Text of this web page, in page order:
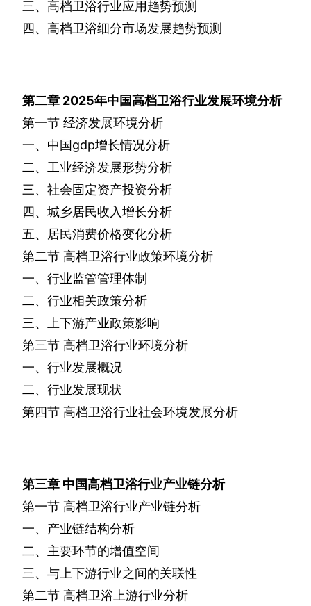
三、高档卫浴行业应用趋势预测
四、高档卫浴细分市场发展趋势预测
第二章 2025年中国高档卫浴行业发展环境分析
第一节 经济发展环境分析
一、中国gdp增长情况分析
二、工业经济发展形势分析
三、社会固定资产投资分析
四、城乡居民收入增长分析
五、居民消费价格变化分析
第二节 高档卫浴行业政策环境分析
一、行业监管管理体制
二、行业相关政策分析
三、上下游产业政策影响
第三节 高档卫浴行业环境分析
一、行业发展概况
二、行业发展现状
第四节 高档卫浴行业社会环境发展分析
第三章 中国高档卫浴行业产业链分析
第一节 高档卫浴行业产业链分析
一、产业链结构分析
二、主要环节的增值空间
三、与上下游行业之间的关联性
第二节 高档卫浴上游行业分析